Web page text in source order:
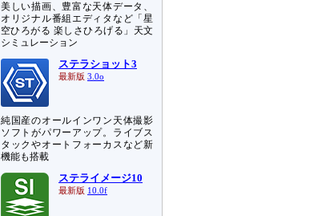
美しい描画、豊富な天体データ、
オリジナル番組エディタなど「星
空ひろがる 楽しさひろげる」天文
シミュレーション
ステラショット3
最新版 3.0o
純国産のオールインワン天体撮影
ソフトがパワーアップ。ライブス
タックやオートフォーカスなど新
機能も搭載
ステライメージ10
最新版 10.0f